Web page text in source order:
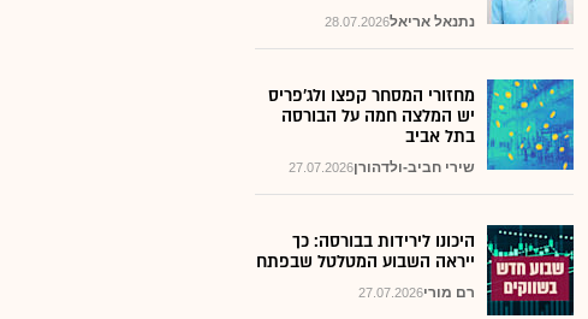
28.07.2026נתנאל אריאל
מחזורי המסחר קפצו ולג'פריס
יש המלצה חמה על הבורסה
בתל אביב
27.07.2026שירי חביב-ולדהורן
היכונו לירידות בבורסה: כך
ייראה השבוע המטלטל שבפתח
27.07.2026רם מורי